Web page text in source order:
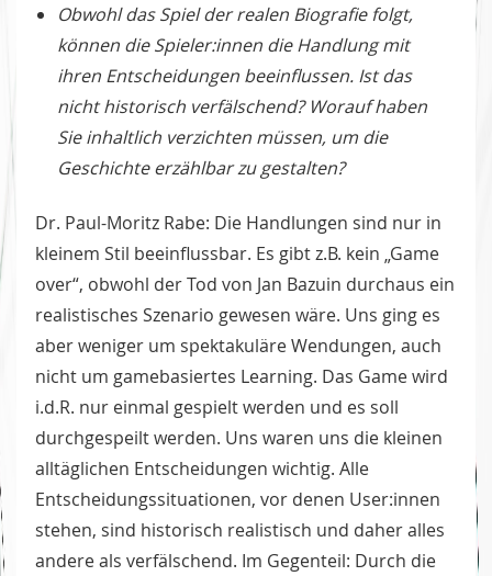
Obwohl das Spiel der realen Biografie folgt,
können die Spieler:innen die Handlung mit
ihren Entscheidungen beeinflussen. Ist das
nicht historisch verfälschend? Worauf haben
Sie inhaltlich verzichten müssen, um die
Geschichte erzählbar zu gestalten?
Dr. Paul-Moritz Rabe: Die Handlungen sind nur in
kleinem Stil beeinflussbar. Es gibt z.B. kein „Game
over“, obwohl der Tod von Jan Bazuin durchaus ein
realistisches Szenario gewesen wäre. Uns ging es
aber weniger um spektakuläre Wendungen, auch
nicht um gamebasiertes Learning. Das Game wird
i.d.R. nur einmal gespielt werden und es soll
durchgespeilt werden. Uns waren uns die kleinen
alltäglichen Entscheidungen wichtig. Alle
Entscheidungssituationen, vor denen User:innen
stehen, sind historisch realistisch und daher alles
andere als verfälschend. Im Gegenteil: Durch die